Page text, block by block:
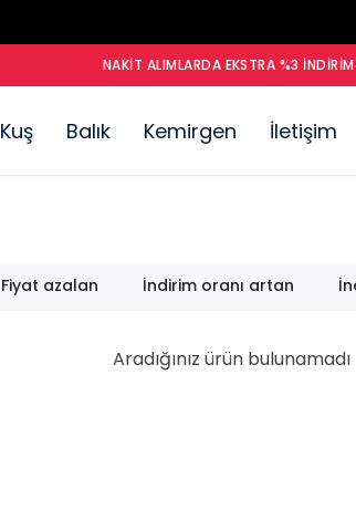
NAKIT ALIMLARDA EKSTRA %3
Kuş Balık Kemirgen İletişim
Fiyat azalan İndirim oranı artan
Aradığınız ürün bulunamadı